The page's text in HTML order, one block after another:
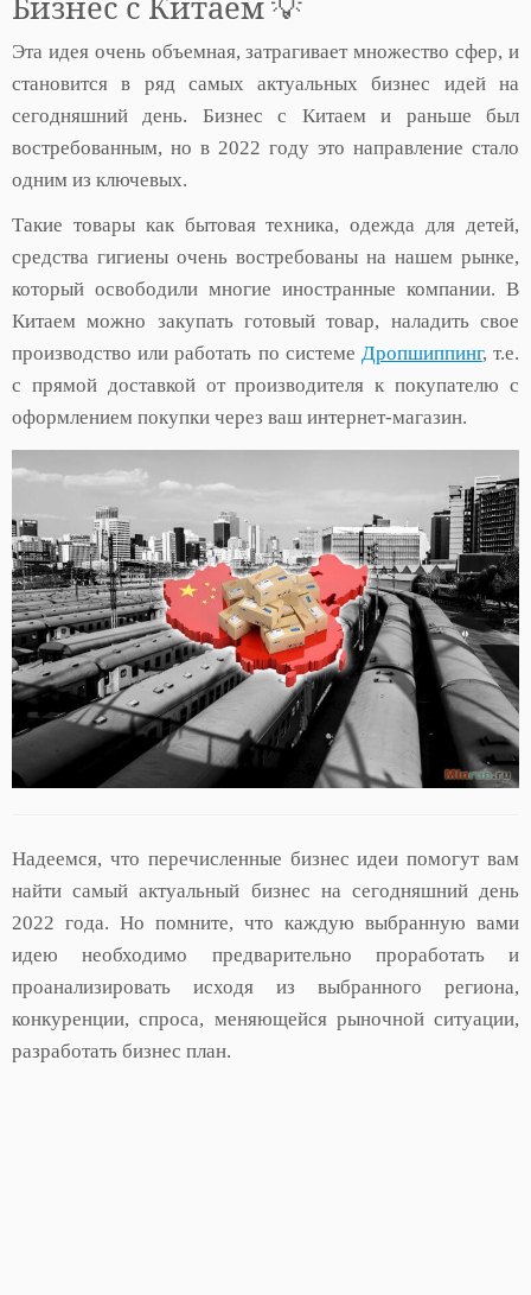
Эта идея очень объемная, затрагивает множество сфер, и
становится в ряд самых актуальных бизнес идей на
сегодняшний день. Бизнес с Китаем и раньше был
востребованным, но в 2022 году это направление стало
одним из ключевых.
Такие товары как бытовая техника, одежда для детей,
средства гигиены очень востребованы на нашем рынке,
который освободили многие иностранные компании. В
Китаем можно закупать готовый товар, наладить свое
производство или работать по системе Дропшиппинг, т.е.
с прямой доставкой от производителя к покупателю с
оформлением покупки через ваш интернет-магазин.
Надеемся, что перечисленные бизнес идеи помогут вам
найти самый актуальный бизнес на сегодняшний день
2022 года. Но помните, что каждую выбранную вами
идею необходимо предварительно проработать и
проанализировать исходя из выбранного региона,
конкуренции, спроса, меняющейся рыночной ситуации,
разработать бизнес план.